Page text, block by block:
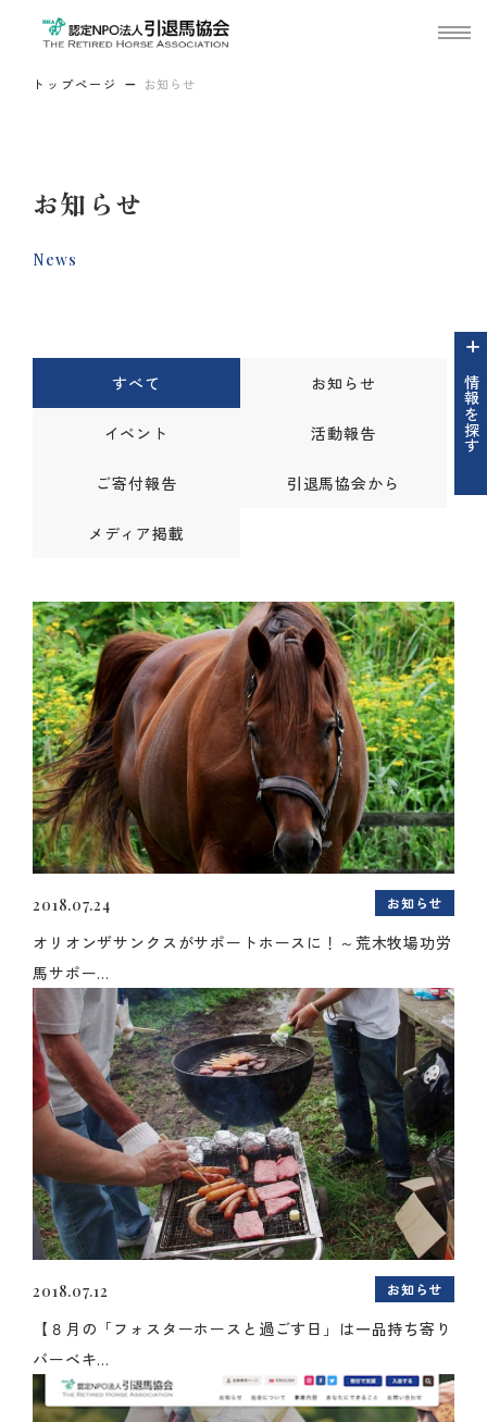
トップページ お知らせ
お知らせ
News
情報を探す
すべて お知らせ
イベント 活動報告
ご寄付報告 引退馬協会から
メディア掲載
2018.07.24 お知らせ
オリオンザサンクスがサポートホースに！～荒木牧場功労
馬サポー...
2018.07.12 お知らせ
【８月の「フォスターホースと過ごす日」は一品持ち寄り
バーベキ...